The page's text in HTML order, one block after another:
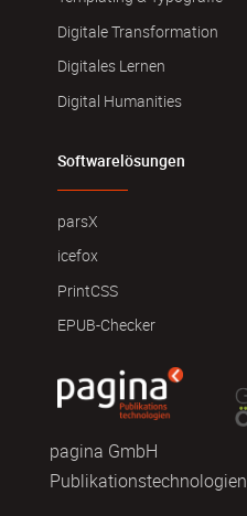
Digitale Transformation
Digitales Lernen
Digital Humanities
Softwarelösungen
parsX
icefox
PrintCSS
EPUB-Checker
pagina GmbH
Publikationstechnologien